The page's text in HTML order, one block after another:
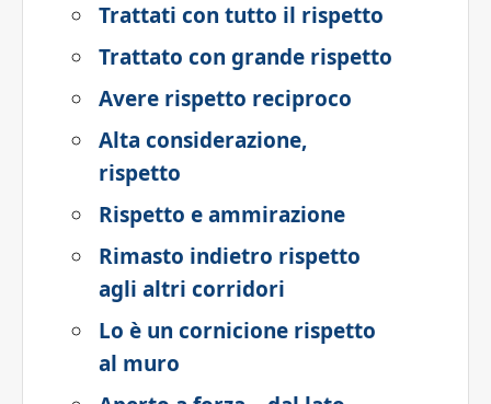
Trattati con tutto il rispetto
Trattato con grande rispetto
Avere rispetto reciproco
Alta considerazione,
rispetto
Rispetto e ammirazione
Rimasto indietro rispetto
agli altri corridori
Lo è un cornicione rispetto
al muro